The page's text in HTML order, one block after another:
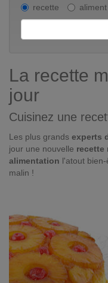
recette
aliment
La recette
jour
Cuisinez une
Les plus grands experts
jour une nouvelle recette
alimentation l'atout
malin !